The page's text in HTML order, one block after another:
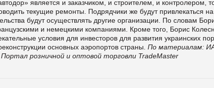
является и заказчиком, и строителем, и контролером,
текущие ремонты. Подрядчики же будут привлекаться на
будут осуществлять другие организации. По словам
и немецкими компаниями.
Кроме того, Борис
условия для инвесторов для развития украинских
основных аэропортов страны. По материалам:
Портал розничной и оптовой торговли TradeMaster